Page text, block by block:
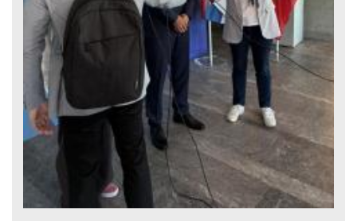
Кирил Темелков: България заяви водещата си роля в
проектната инициатива за реализация на комплексен
електропреносен коридор Изток-Запад
ВСИЧКИ ФОТОГАЛЕРИИ